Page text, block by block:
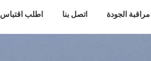
مراقبة الجودة اتصل بنا اطلب اقتباس